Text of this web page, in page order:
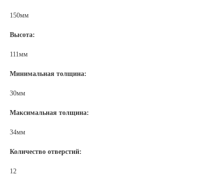
150мм
Высота:
111мм
Минимальная толщина:
30мм
Максимальная толщина:
34мм
Количество отверстий:
12